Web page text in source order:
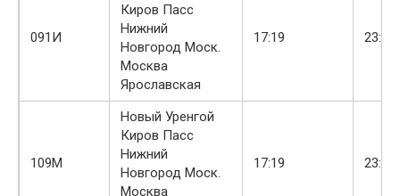
091И
Киров Пасс
Нижний
Новгород Моск.
Москва
Ярославская
17:19 23:22
109М
Новый Уренгой
Киров Пасс
Нижний
Новгород Моск.
Москва
17:19 23:22